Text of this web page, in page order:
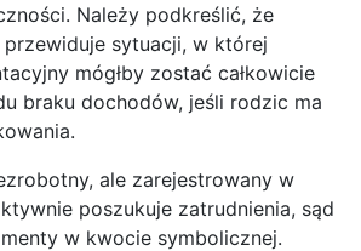
Należy podkreślić, że
sytuacji, w której
mógłby zostać całkowicie
braku dochodów, jeśli rodzic ma
ale zarejestrowany w
poszukuje zatrudnienia, sąd
w kwocie symbolicznej.